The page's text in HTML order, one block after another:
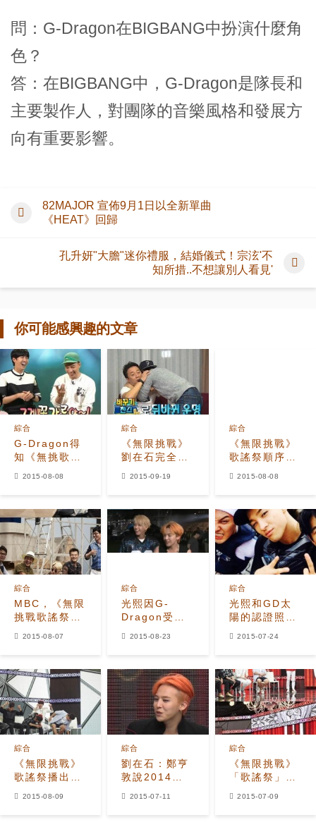
問：G-Dragon在BIGBANG中扮演什麼角
色？
答：在BIGBANG中，G-Dragon是隊長和
主要製作人，對團隊的音樂風格和發展方
向有重要影響。
82MAJOR 宣佈9月1日以全新單曲
《HEAT》回歸
孔升妍"大膽"迷你禮服，結婚儀式！宗泫'不
知所措..不想讓別人看見'
你可能感興趣的文章
G-Dragon得
知《無挑歌謠
祭》順序 大呼
綜合
2015-08-08
《無限挑戰》
劉在石完全掌
控鄭俊河 兩人
綜合
2015-09-19
《無限挑戰》
歌謠祭順序大
公開 「打頭陣
綜合
2015-08-08
MBC，《無限
挑戰歌謠祭》
8日播出時確
綜合
2015-08-07
光熙因G-
Dragon受到
屈辱 我也想一
綜合
2015-08-23
光熙和GD太
陽的認證照…
『無挑-歌謠
綜合
2015-07-24
《無限挑戰》
歌謠祭播出在
即 收視率上升
綜合
2015-08-09
劉在石：鄭亨
敦說2014年
我培養了
綜合
2015-07-11
《無限挑戰》
「歌謠祭」播
出在即 「最終
綜合
2015-07-09